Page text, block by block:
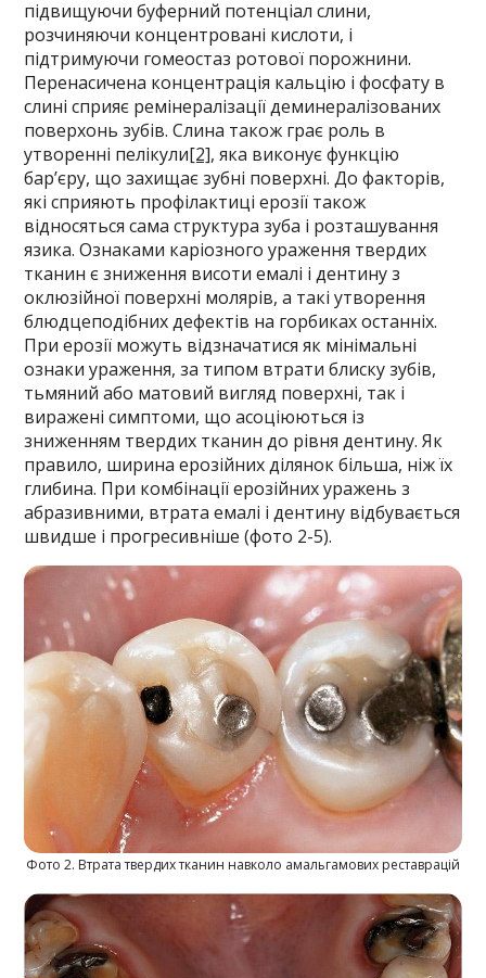
підвищуючи буферний потенціал слини,
розчиняючи концентровані кислоти, і
підтримуючи гомеостаз ротової порожнини.
Перенасичена концентрація кальцію і фосфату в
слині сприяє ремінералізації деминералізованих
поверхонь зубів. Слина також грає роль в
утворенні пелікули[2], яка виконує функцію
бар’єру, що захищає зубні поверхні. До факторів,
які сприяють профілактиці ерозії також
відносяться сама структура зуба і розташування
язика. Ознаками каріозного ураження твердих
тканин є зниження висоти емалі і дентину з
оклюзійної поверхні молярів, а такі утворення
блюдцеподібних дефектів на горбиках останніх.
При ерозії можуть відзначатися як мінімальні
ознаки ураження, за типом втрати блиску зубів,
тьмяний або матовий вигляд поверхні, так і
виражені симптоми, що асоціюються із
зниженням твердих тканин до рівня дентину. Як
правило, ширина ерозійних ділянок більша, ніж їх
глибина. При комбінації ерозійних уражень з
абразивними, втрата емалі і дентину відбувається
швидше і прогресивніше (фото 2-5).
Фото 2. Втрата твердих тканин навколо амальгамових реставрацій